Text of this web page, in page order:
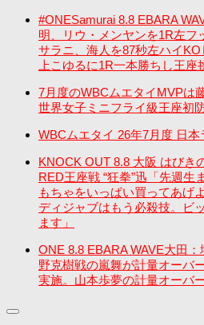
#ONESamurai 8.8 EBARA
明、リウ・メンヤンを1R左フ
サラニ、海人を87秒左ハイ
上こゆるに1R一本勝ちし王座
7月度のWBCムエタイMVPは
世界女子ミニフライ級王座初
WBCムエタイ 26年7月度 日本
KNOCK OUT 8.8 大阪 はびき
RED王座戦 “狂拳”迅「先週生
もちゃをいっぱい買ってあげ
ディジャブはもう必殺技。ビ
ます」
ONE 8.8 EBARA WAVE大田
野克樹戦の嵐舞が計量オーバ
実施。山本歩夢の計量オーバ